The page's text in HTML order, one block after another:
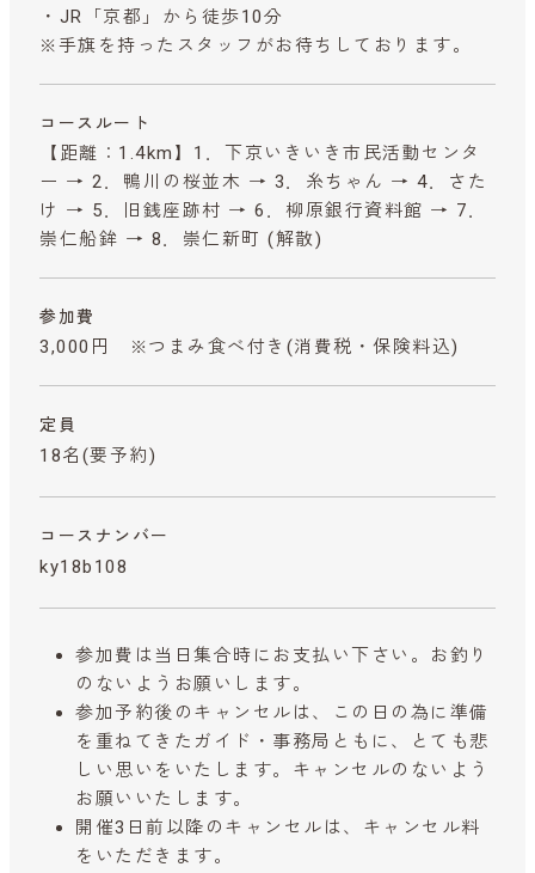
・JR「京都」から徒歩10分
※手旗を持ったスタッフがお待ちしております。
コースルート
【距離：1.4km】1．下京いきいき市民活動センタ
ー → 2．鴨川の桜並木 → 3．糸ちゃん → 4．さた
け → 5．旧銭座跡村 → 6．柳原銀行資料館 → 7．
崇仁船鉾 → 8．崇仁新町 (解散)
参加費
3,000円 ※つまみ食べ付き (消費税・保険料込)
定員
18名(要予約)
コースナンバー
ky18b108
参加費は当日集合時にお支払い下さい。お釣り
のないようお願いします。
参加予約後のキャンセルは、この日の為に準備
を重ねてきたガイド・事務局ともに、とても悲
しい思いをいたします。キャンセルのないよう
お願いいたします。
開催3日前以降のキャンセルは、キャンセル料
をいただきます。